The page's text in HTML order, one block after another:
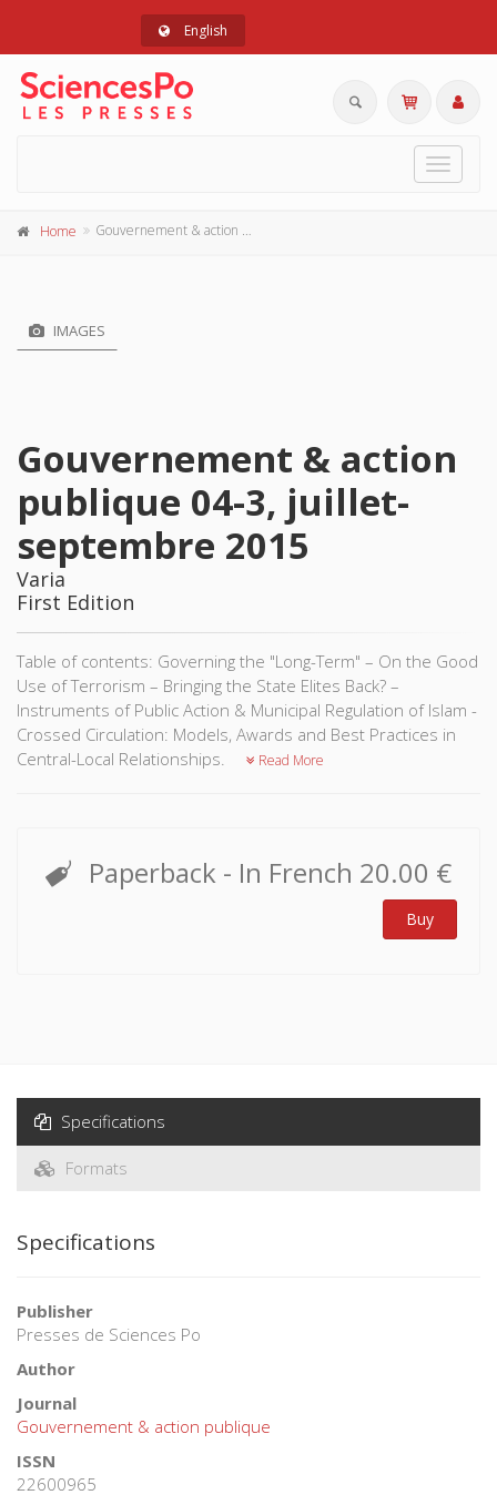
English
Toggle
Home Gouvernement & action publique 04-3, juillet-septembre 2015
IMAGES
Gouvernement & action
publique 04-3, juillet-
septembre 2015
Varia
First Edition
Table of contents: Governing the "Long-Term" – On the Good
Use of Terrorism – Bringing the State Elites Back? –
Instruments of Public Action & Municipal Regulation of Islam -
Crossed Circulation: Models, Awards and Best Practices in
Central-Local Relationships.
Read More
Paperback - In French 20.00 €
Buy
Specifications
Formats
Specifications
Publisher
Presses de Sciences Po
Author
Journal
Gouvernement & action publique
ISSN
22600965